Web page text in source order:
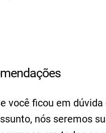
você ficou em
nós seremos